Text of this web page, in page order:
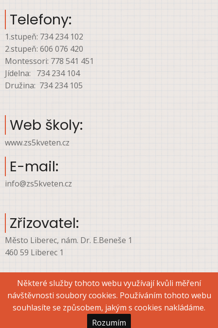
Telefony:
1.stupeň: 734 234 102
2.stupeň: 606 076 420
Montessori: 778 541 451
Jídelna: 734 234 104
Družina: 734 234 105
Web školy:
www.zs5kveten.cz
E-mail:
info@zs5kveten.cz
Zřizovatel:
Město Liberec, nám. Dr. E.Beneše 1
460 59 Liberec 1
© 2026 ZŠ Liberec, ul. 5. května, All rights reserved.
Některé služby tohoto webu využívají kvůli měření
návštěvnosti soubory cookies. Používáním tohoto webu
souhlasíte se způsobem, jakým s cookies nakládáme.
Rozumím